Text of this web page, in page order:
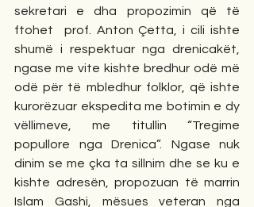
sekretari e dha propozimin që të
ftohet  prof. Anton Çetta, i cili ishte
shumë i respektuar nga drenicakët,
ngase me vite kishte bredhur odë më
odë për të mbledhur folklor, që ishte
kurorëzuar ekspedita me botimin e dy
vëllimeve, me titullin “Tregime
popullore nga Drenica”. Ngase nuk
dinim se me çka ta sillnim dhe se ku e
kishte adresën, propozuan të marrin
Islam Gashi, mësues veteran nga